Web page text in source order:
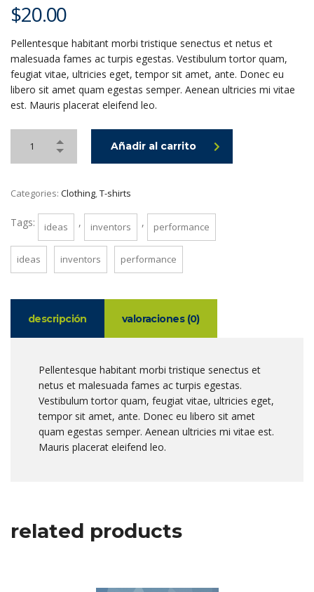
$20.00
Pellentesque habitant morbi tristique senectus et netus et
malesuada fames ac turpis egestas. Vestibulum tortor quam,
feugiat vitae, ultricies eget, tempor sit amet, ante. Donec eu
libero sit amet quam egestas semper. Aenean ultricies mi vitae
est. Mauris placerat eleifend leo.
Añadir al carrito
Categories: Clothing,T-shirts
Tags: ideas , inventors , performance
ideas inventors performance
descripción valoraciones (0)
Pellentesque habitant morbi tristique senectus et
netus et malesuada fames ac turpis egestas.
Vestibulum tortor quam, feugiat vitae, ultricies eget,
tempor sit amet, ante. Donec eu libero sit amet
quam egestas semper. Aenean ultricies mi vitae est.
Mauris placerat eleifend leo.
related products